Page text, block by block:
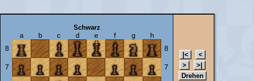
Schwarz
a b c d e f g
h
8
8
7 7